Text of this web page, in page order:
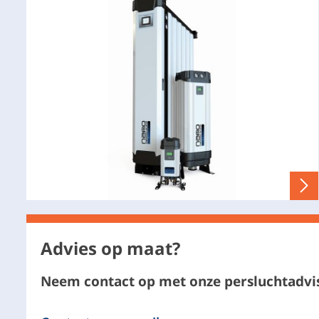
Advies op maat?
Neem contact op met onze